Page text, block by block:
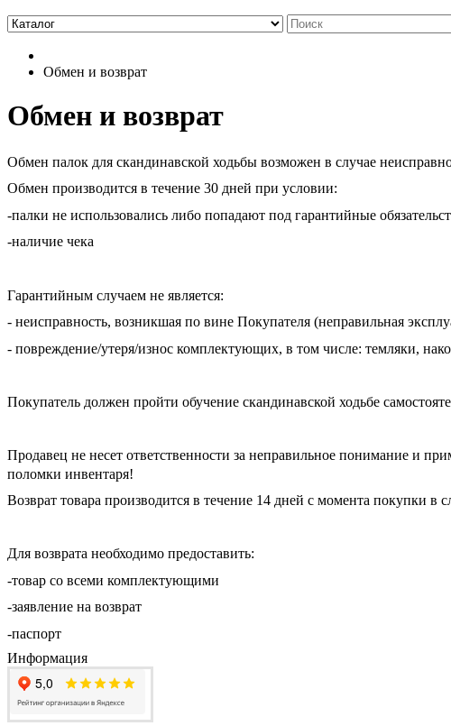
Обмен и возврат
Обмен и возврат
Обмен палок для скандинавской ходьбы возможен в случае
Обмен производится в течение 30 дней при условии:
-палки не использовались либо попадают под гарантийные
-наличие чека
Гарантийным случаем не является:
- неисправность, возникшая по вине Покупателя (неправильная
- повреждение/утеря/износ комплектующих, в том числе: темляки,
Покупатель должен пройти обучение скандинавской ходьбе
Продавец не несет ответственности за неправильное понимание и
поломки инвентаря!
Возврат товара производится в течение 14 дней с момента покупки в
Для возврата необходимо предоставить:
-товар со всеми комплектующими
-заявление на возврат
-паспорт
Информация